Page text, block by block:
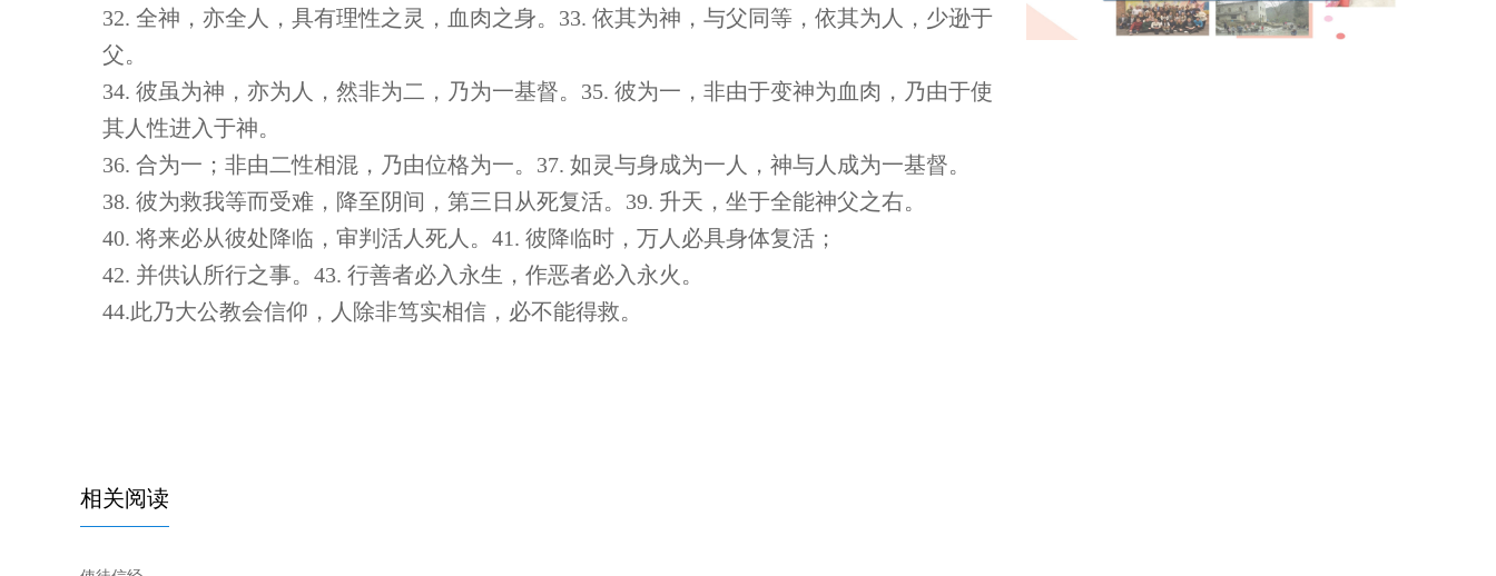
32. 全神，亦全人，具有理性之灵，血肉之身。33. 依其为神，与父同等，依其为人，少逊于
父。
34. 彼虽为神，亦为人，然非为二，乃为一基督。35. 彼为一，非由于变神为血肉，乃由于使
其人性进入于神。
36. 合为一；非由二性相混，乃由位格为一。37. 如灵与身成为一人，神与人成为一基督。
38. 彼为救我等而受难，降至阴间，第三日从死复活。39. 升天，坐于全能神父之右。
40. 将来必从彼处降临，审判活人死人。41. 彼降临时，万人必具身体复活；
42. 并供认所行之事。43. 行善者必入永生，作恶者必入永火。
44.此乃大公教会信仰，人除非笃实相信，必不能得救。
相关阅读